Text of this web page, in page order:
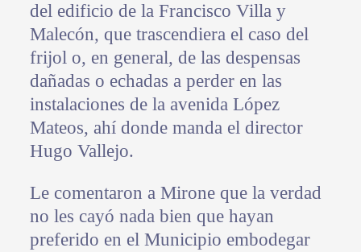
del edificio de la Francisco Villa y
Malecón, que trascendiera el caso del
frijol o, en general, de las despensas
dañadas o echadas a perder en las
instalaciones de la avenida López
Mateos, ahí donde manda el director
Hugo Vallejo.
Le comentaron a Mirone que la verdad
no les cayó nada bien que hayan
preferido en el Municipio embodegar